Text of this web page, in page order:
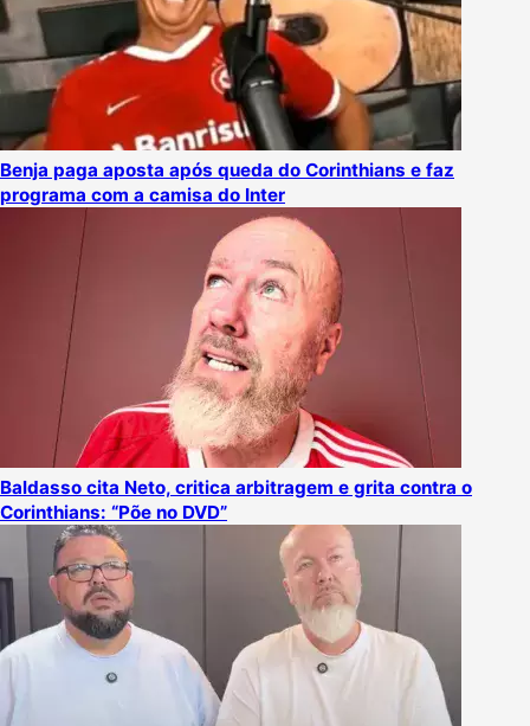
Benja paga aposta após queda do Corinthians e faz
programa com a camisa do Inter
Baldasso cita Neto, critica arbitragem e grita contra o
Corinthians: “Põe no DVD”